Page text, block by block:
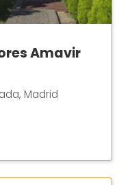
Amavir
Madrid